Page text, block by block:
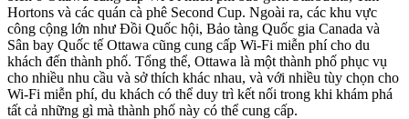
Hortons và các quán cà phê Second Cup. Ngoài ra, các khu vực
công cộng lớn như Đồi Quốc hội, Bảo tàng Quốc gia Canada và
Sân bay Quốc tế Ottawa cũng cung cấp Wi-Fi miễn phí cho du
khách đến thành phố. Tổng thể, Ottawa là một thành phố phục vụ
cho nhiều nhu cầu và sở thích khác nhau, và với nhiều tùy chọn cho
Wi-Fi miễn phí, du khách có thể duy trì kết nối trong khi khám phá
tất cả những gì mà thành phố này có thể cung cấp.